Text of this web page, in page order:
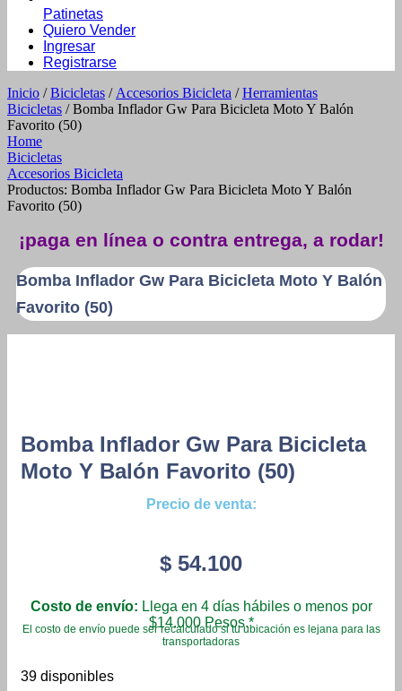
Patinetas
Quiero Vender
Ingresar
Registrarse
Inicio /Bicicletas / Accesorios Bicicleta /Herramientas
Bicicletas / Bomba Inflador Gw Para Bicicleta Moto Y Balón
Favorito (50)
Home
Bicicletas
Accesorios Bicicleta
Productos: Bomba Inflador Gw Para Bicicleta Moto Y Balón
Favorito (50)
¡paga en línea o contra entrega, a rodar!
Bomba Inflador Gw Para Bicicleta Moto Y Balón
Favorito (50)
Bomba Inflador Gw Para Bicicleta
Moto Y Balón Favorito (50)
Precio de venta:
$ 54.100
Costo de envío: Llega en 4 días hábiles o menos por
$14.000 Pesos.*
El costo de envío puede ser recalculado si tu ubicación es lejana para las
transportadoras
39 disponibles